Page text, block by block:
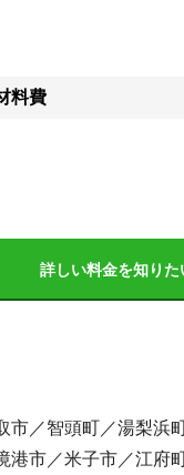
に配慮した方法を取り入
がないけど手入れを怠
とでお悩みでしたら、
いです！
移動、組み立て、
ングなど、数千件以上
ただけるよう、精一杯
！
料費
詳しい料金を知りた
市 智頭町 湯梨浜
港市 米子市 江府